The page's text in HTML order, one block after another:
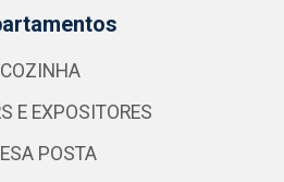
COZINHA
E EXPOSITORES
POSTA